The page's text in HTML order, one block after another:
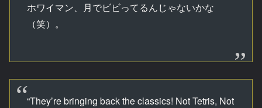
ホワイマン、月でビビってるんじゃないかな
（笑）。
“They’re bringing back the classics! Not Tetris, Not